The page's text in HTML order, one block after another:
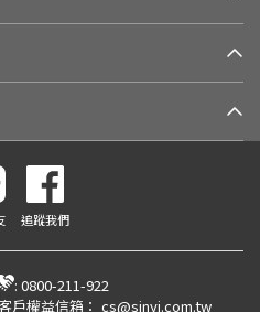
追蹤我們
: 0800-211-922
戶權益信箱： cs@sinyi.com.tw